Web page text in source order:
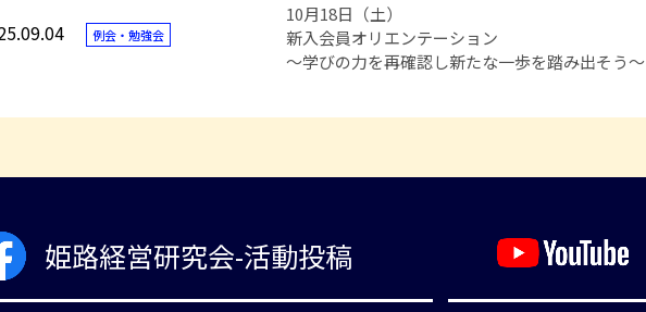
例会・勉強会
10月18日（土）
新入会員オリエンテーション
～学びの力を再確認し新たな一歩を踏み出そう～
姫路経営研究会-活動投稿